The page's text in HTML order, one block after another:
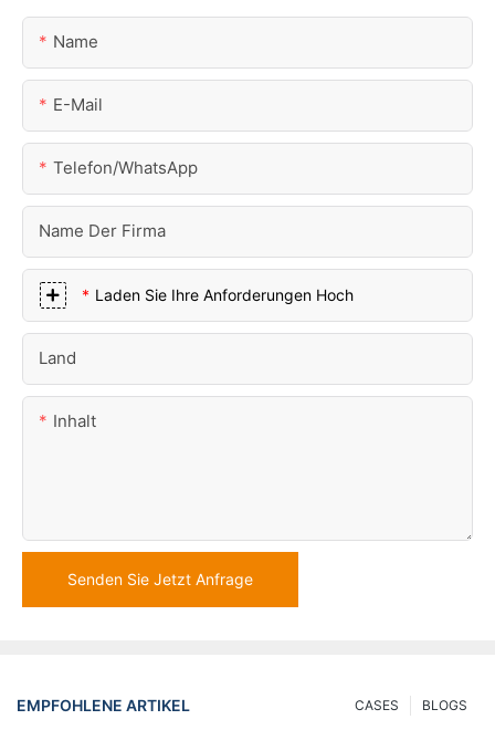
Name
E-Mail
Telefon/WhatsApp
Name Der Firma
Laden Sie Ihre Anforderungen Hoch
Land
Inhalt
Senden Sie Jetzt Anfrage
EMPFOHLENE ARTIKEL BLOGS
CASES